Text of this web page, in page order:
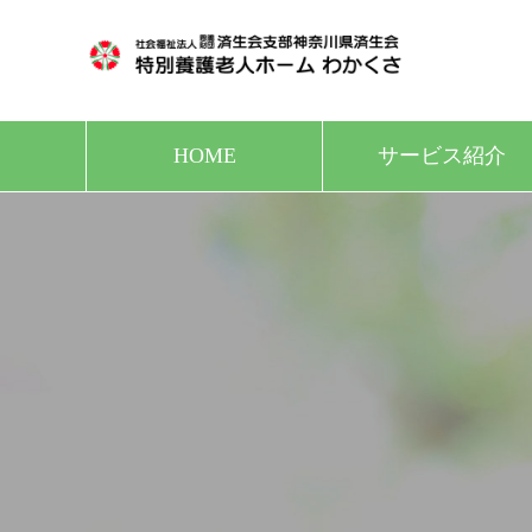
HOME サービス紹介